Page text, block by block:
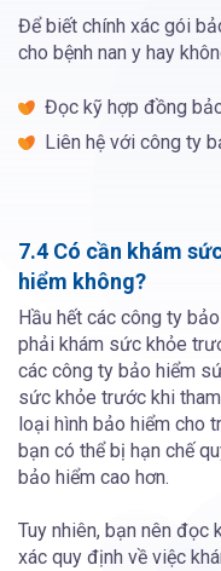
Để biết chính xác gói
cho bệnh nan y hay
Đọc kỹ hợp đồng
Liên hệ với công ty
7.4 Có cần khám
hiểm không?
Hầu hết các công ty
phải khám sức khỏe
các công ty bảo hiểm
sức khỏe trước khi
loại hình bảo hiểm cho
bạn có thể bị hạn chế
bảo hiểm cao hơn.
Tuy nhiên, bạn nên đọc
xác quy định về việc